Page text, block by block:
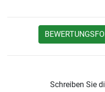
Schreiben Sie